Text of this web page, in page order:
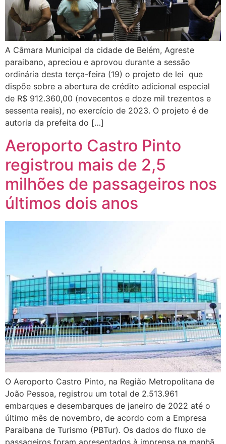
A Câmara Municipal da cidade de Belém, Agreste
paraibano, apreciou e aprovou durante a sessão
ordinária desta terça-feira (19) o projeto de lei que
dispõe sobre a abertura de crédito adicional especial
de R$ 912.360,00 (novecentos e doze mil trezentos e
sessenta reais), no exercício de 2023. O projeto é de
autoria da prefeita do […]
Aeroporto Castro Pinto
registrou mais de 2,5
milhões de passageiros nos
últimos dois anos
O Aeroporto Castro Pinto, na Região Metropolitana de
João Pessoa, registrou um total de 2.513.961
embarques e desembarques de janeiro de 2022 até o
último mês de novembro, de acordo com a Empresa
Paraibana de Turismo (PBTur). Os dados do fluxo de
passageiros foram apresentados à imprensa na manhã